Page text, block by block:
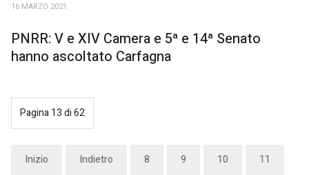
16 MARZO 2021
PNRR: V e XIV Camera e 5ª e 14ª Senato
hanno ascoltato Carfagna
Pagina 13 di 62
Inizio Indietro 8 9 10 11